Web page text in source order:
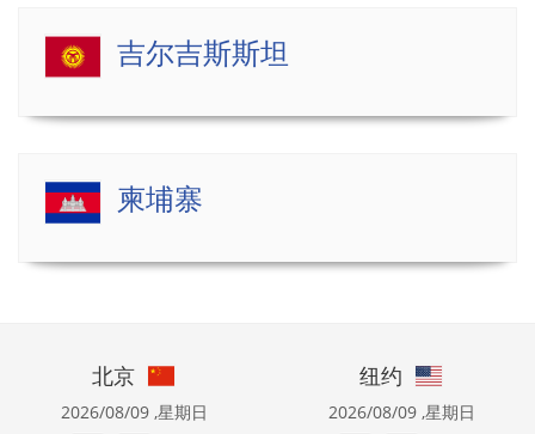
吉尔吉斯斯坦
柬埔寨
北京
2026/08/09 ,星期日
纽约
2026/08/09 ,星期日